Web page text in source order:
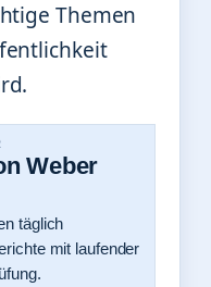
Themen
Weber
täglich
mit laufender